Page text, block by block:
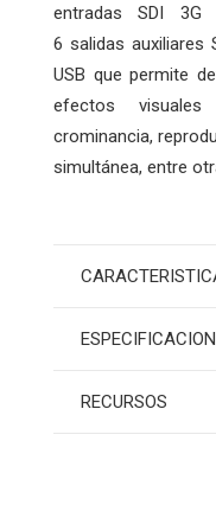
entradas SDI 3G
6 salidas auxiliares
USB que permite
efectos
crominancia,
simultánea, entre
RECURSOS